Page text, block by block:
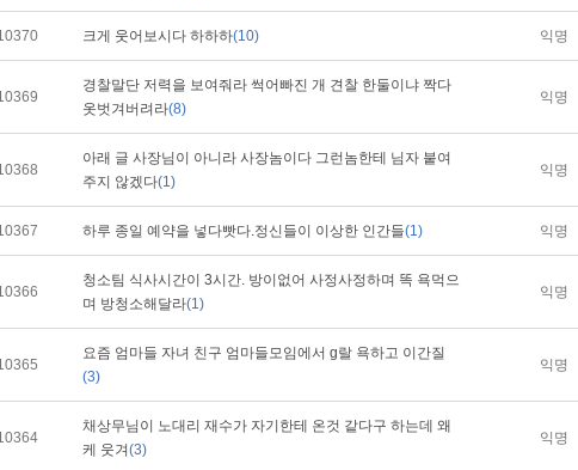
크게 웃어보시다 하하하(10) 익명
경찰말단 저력을 보여줘라 썩어빠진 개 견찰 한둘이냐 짝다
옷벗겨버려라(8)
익명
아래 글 사장님이 아니라 사장놈이다 그런놈한테 님자 붙여
주지 않겠다(1)
익명
하루 종일 예약을 넣다빳다.정신들이 이상한 인간들(1) 익명
청소팀 식사시간이 3시간. 방이없어 사정사정하며 똑 욕먹으
며 방청소해달라(1)
익명
요즘 엄마들 자녀 친구 엄마들모임에서 g랄 욕하고 이간질
(3)
익명
채상무님이 노대리 재수가 자기한테 온것 같다구 하는데 왜
케 웃겨(3)
익명